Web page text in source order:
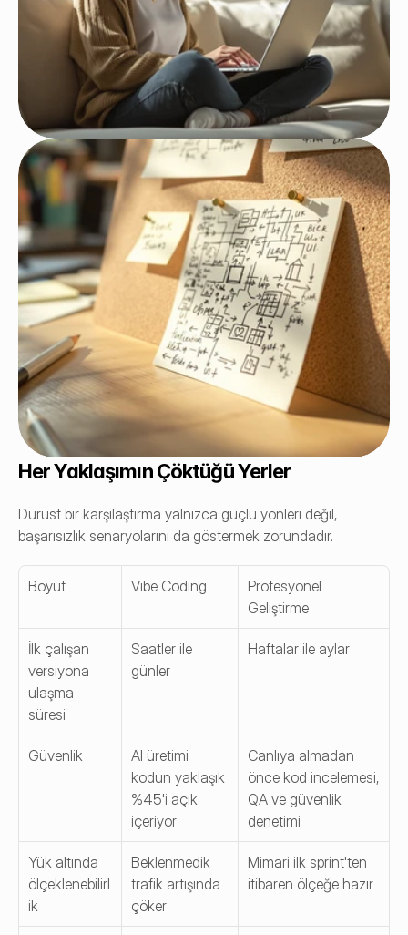
Her Yaklaşımın Çöktüğü Yerler
Dürüst bir karşılaştırma yalnızca güçlü yönleri değil,
başarısızlık senaryolarını da göstermek zorundadır.
Boyut Vibe Coding
Profesyonel
Geliştirme
İlk çalışan
versiyona
ulaşma
süresi
Saatler ile
günler
Haftalar ile aylar
Güvenlik
AI üretimi
kodun yaklaşık
%45'i açık
içeriyor
Canlıya almadan
önce kod incelemesi,
QA ve güvenlik
denetimi
Yük altında
ölçeklenebilirl
ik
Beklenmedik
trafik artışında
çöker
Mimari ilk sprint'ten
itibaren ölçeğe hazır